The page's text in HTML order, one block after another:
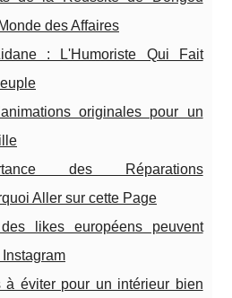
des Affaires
: L'Humoriste Qui Fait
originales pour un
des Réparations
Aller sur cette Page
likes européens peuvent
à éviter pour un intérieur bien